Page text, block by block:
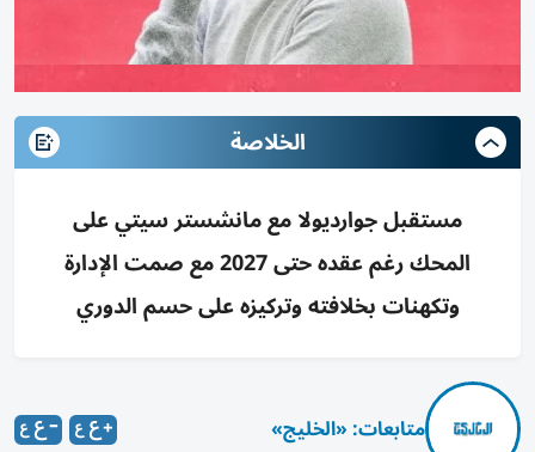
الخلاصة
مستقبل جوارديولا مع مانشستر سيتي على
المحك رغم عقده حتى 2027 مع صمت الإدارة
وتكهنات بخلافته وتركيزه على حسم الدوري
متابعات: «الخليج»